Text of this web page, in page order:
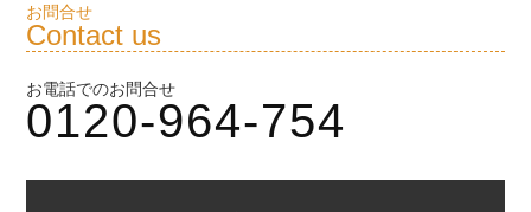
お問合せ
Contact us
お電話でのお問合せ
0120-964-754